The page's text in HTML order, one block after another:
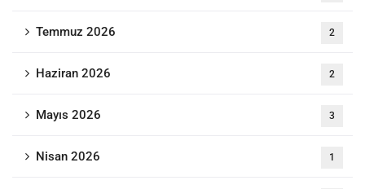
Temmuz 2026 2
Haziran 2026 2
Mayıs 2026 3
Nisan 2026 1